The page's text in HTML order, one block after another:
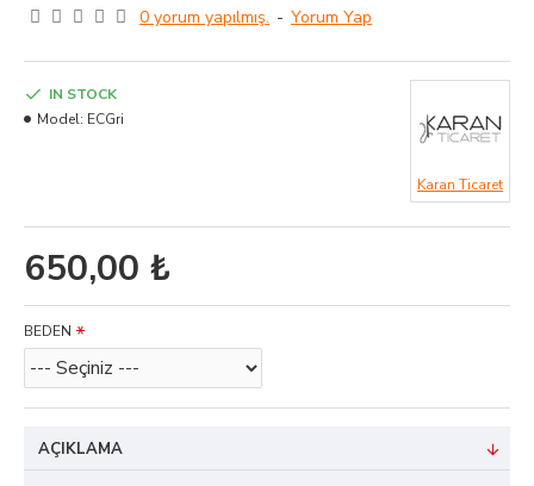
0 yorum yapılmış. - Yorum Yap
650,00 ₺
IN STOCK
Model: ECGri
Karan Ticaret
BEDEN
AÇIKLAMA